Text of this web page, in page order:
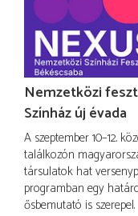
Nemzetközi
Színház új évada
A szeptember 10–12.
találkozón
társulatok hat
programban egy
ősbemutató is szerepel.